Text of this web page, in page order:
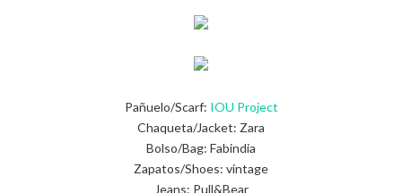
Pañuelo/Scarf: IOU Project
Chaqueta/Jacket: Zara
Bolso/Bag: Fabindia
Zapatos/Shoes: vintage
Jeans: Pull&Bear